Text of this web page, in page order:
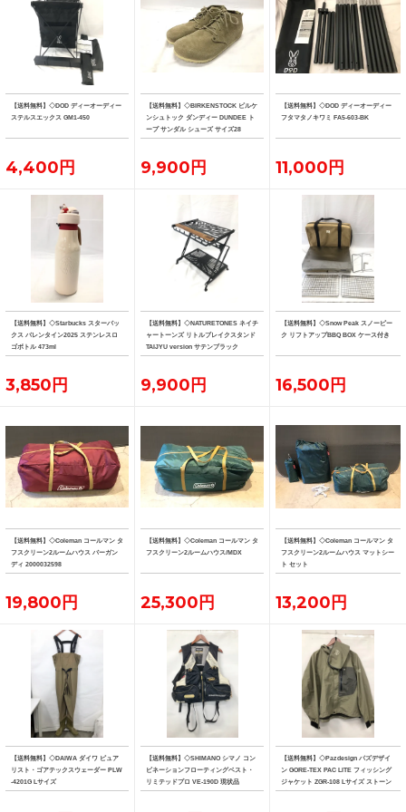
【送料無料】◇DOD ディーオーディー
ステルスエックス GM1-450
4,400円
【送料無料】◇BIRKENSTOCK ビルケ
ンシュトック ダンディー DUNDEE ト
ープ サンダル シューズ サイズ28
9,900円
【送料無料】◇DOD ディーオーディー
フタマタノキワミ FA5-603-BK
11,000円
【送料無料】◇Starbucks スターバッ
クス バレンタイン2025 ステンレスロ
ゴボトル 473ml
3,850円
【送料無料】◇NATURETONES ネイチ
ャートーンズ リトルブレイクスタンド
TAIJYU version サテンブラック
9,900円
【送料無料】◇Snow Peak スノーピー
ク リフトアップBBQ BOX ケース付き
16,500円
【送料無料】◇Coleman コールマン タ
フスクリーン2ルームハウス バーガン
ディ 2000032598
19,800円
【送料無料】◇Coleman コールマン タ
フスクリーン2ルームハウス/MDX
25,300円
【送料無料】◇Coleman コールマン タ
フスクリーン2ルームハウス マットシー
ト セット
13,200円
【送料無料】◇DAIWA ダイワ ピュア
リスト・ゴアテックスウェーダー PLW
-4201G Lサイズ
【送料無料】◇SHIMANO シマノ コン
ビネーションフローティングベスト・
リミテッドプロ VE-190D 現状品
【送料無料】◇Pazdesign パズデザイ
ン GORE-TEX PAC LITE フィッシング
ジャケット ZGR-108 Lサイズ ストーン
系カラー